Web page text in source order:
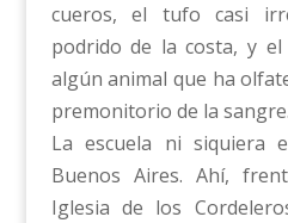
cueros, el tufo casi
podrido de la costa, y
algún animal que ha
premonitorio de la sangre.
La escuela ni siquiera
Buenos Aires. Ahí,
Iglesia de los